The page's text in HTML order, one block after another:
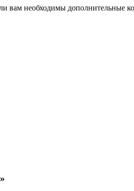
вам необходимы дополнительные